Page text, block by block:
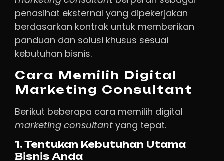
penasihat eksternal yang dipekerjakan
berdasarkan kontrak untuk memberikan
panduan dan solusi khusus sesuai
kebutuhan bisnis.
Cara Memilih Digital
Marketing Consultant
Berikut beberapa cara memilih digital
marketing consultant yang tepat.
1. Tentukan Kebutuhan Utama
Bisnis Anda